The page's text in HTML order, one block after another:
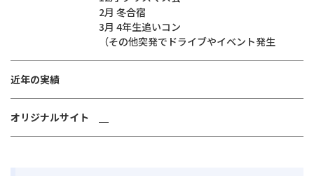
2月 冬合宿
3月 4年生追いコン
（その他突発でドライブやイベント発生
近年の実績
オリジナルサイト